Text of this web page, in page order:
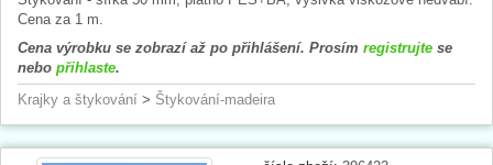
Cena za 1 m.
Cena výrobku se zobrazí až po přihlášení. Prosím registrujte se
nebo přihlaste.
Krajky a štykování > Štykování-madeira